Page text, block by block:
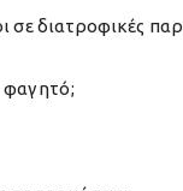
σε διατροφικές
φαγητό;